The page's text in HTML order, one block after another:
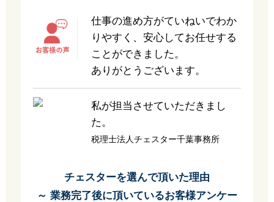
仕事の進め方がていねいでわか
りやすく、安心してお任せする
ことができました。
ありがとうございます。
私が担当させていただきまし
た。
税理士法人チェスター千葉事務所
チェスターを選んで頂いた理由
～ 業務完了後に頂いているお客様アンケー